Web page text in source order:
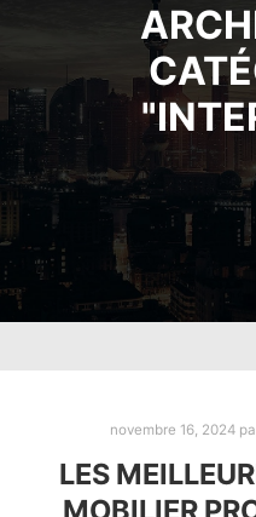
"
novembre 16, 2024
LES